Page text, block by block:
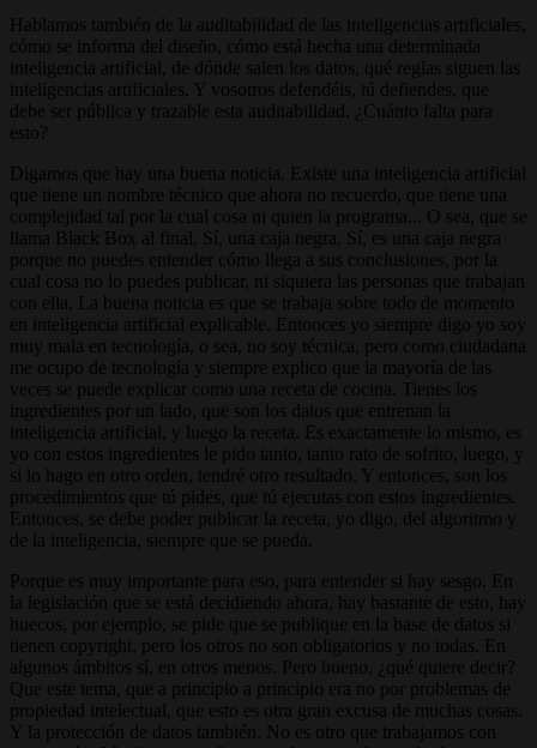
Hablamos también de la auditabilidad de las inteligencias artificiales,
cómo se informa del diseño, cómo está hecha una determinada
inteligencia artificial, de dónde salen los datos, qué reglas siguen las
inteligencias artificiales. Y vosotros defendéis, tú defiendes, que
debe ser pública y trazable esta auditabilidad. ¿Cuánto falta para
esto?
Digamos que hay una buena noticia. Existe una inteligencia artificial
que tiene un nombre técnico que ahora no recuerdo, que tiene una
complejidad tal por la cual cosa ni quien la programa... O sea, que se
llama Black Box al final. Sí, una caja negra. Sí, es una caja negra
porque no puedes entender cómo llega a sus conclusiones, por la
cual cosa no lo puedes publicar, ni siquiera las personas que trabajan
con ella. La buena noticia es que se trabaja sobre todo de momento
en inteligencia artificial explicable. Entonces yo siempre digo yo soy
muy mala en tecnología, o sea, no soy técnica, pero como ciudadana
me ocupo de tecnología y siempre explico que la mayoría de las
veces se puede explicar como una receta de cocina. Tienes los
ingredientes por un lado, que son los datos que entrenan la
inteligencia artificial, y luego la receta. Es exactamente lo mismo, es
yo con estos ingredientes le pido tanto, tanto rato de sofrito, luego, y
si lo hago en otro orden, tendré otro resultado. Y entonces, son los
procedimientos que tú pides, que tú ejecutas con estos ingredientes.
Entonces, se debe poder publicar la receta, yo digo, del algoritmo y
de la inteligencia, siempre que se pueda.
Porque es muy importante para eso, para entender si hay sesgo. En
la legislación que se está decidiendo ahora, hay bastante de esto, hay
huecos, por ejemplo, se pide que se publique en la base de datos si
tienen copyright, pero los otros no son obligatorios y no todas. En
algunos ámbitos sí, en otros menos. Pero bueno, ¿qué quiere decir?
Que este tema, que a principio a principio era no por problemas de
propiedad intelectual, que esto es otra gran excusa de muchas cosas.
Y la protección de datos también. No es otro que trabajamos con